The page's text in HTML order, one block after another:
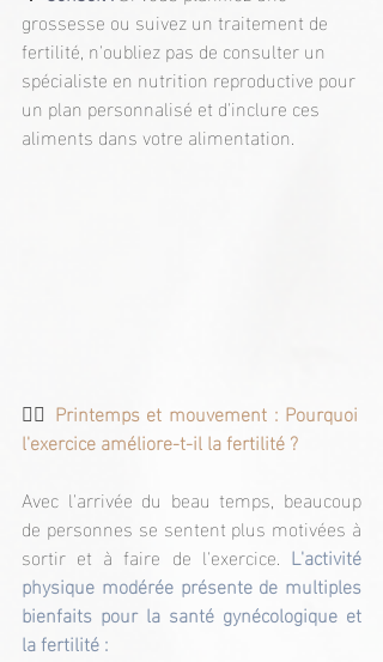
grossesse ou suivez un traitement de
fertilité, n'oubliez pas de consulter un
spécialiste en nutrition reproductive pour
un plan personnalisé et d'inclure ces
aliments dans votre alimentation.
🏃‍♀️ Printemps et mouvement : Pourquoi
l'exercice améliore-t-il la fertilité ?
Avec l'arrivée du beau temps, beaucoup
de personnes se sentent plus motivées à
sortir et à faire de l'exercice. L'activité
physique modérée présente de multiples
bienfaits pour la santé gynécologique et
la fertilité :